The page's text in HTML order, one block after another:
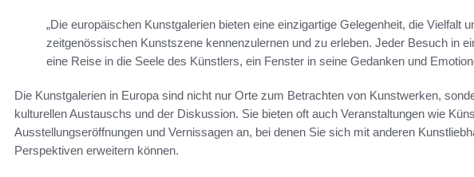
„Die europäischen Kunstgalerien bieten eine einzigartige Gelegenheit, die Vielfalt
zeitgenössischen Kunstszene kennenzulernen und zu erleben. Jeder Besuch in
eine Reise in die Seele des Künstlers, ein Fenster in seine Gedanken und
Die Kunstgalerien in Europa sind nicht nur Orte zum Betrachten von Kunstwerken,
kulturellen Austauschs und der Diskussion. Sie bieten oft auch Veranstaltungen wie
Ausstellungseröffnungen und Vernissagen an, bei denen Sie sich mit anderen
Perspektiven erweitern können.